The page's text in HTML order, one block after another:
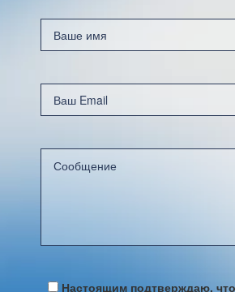
Настоящим подтверждаю,